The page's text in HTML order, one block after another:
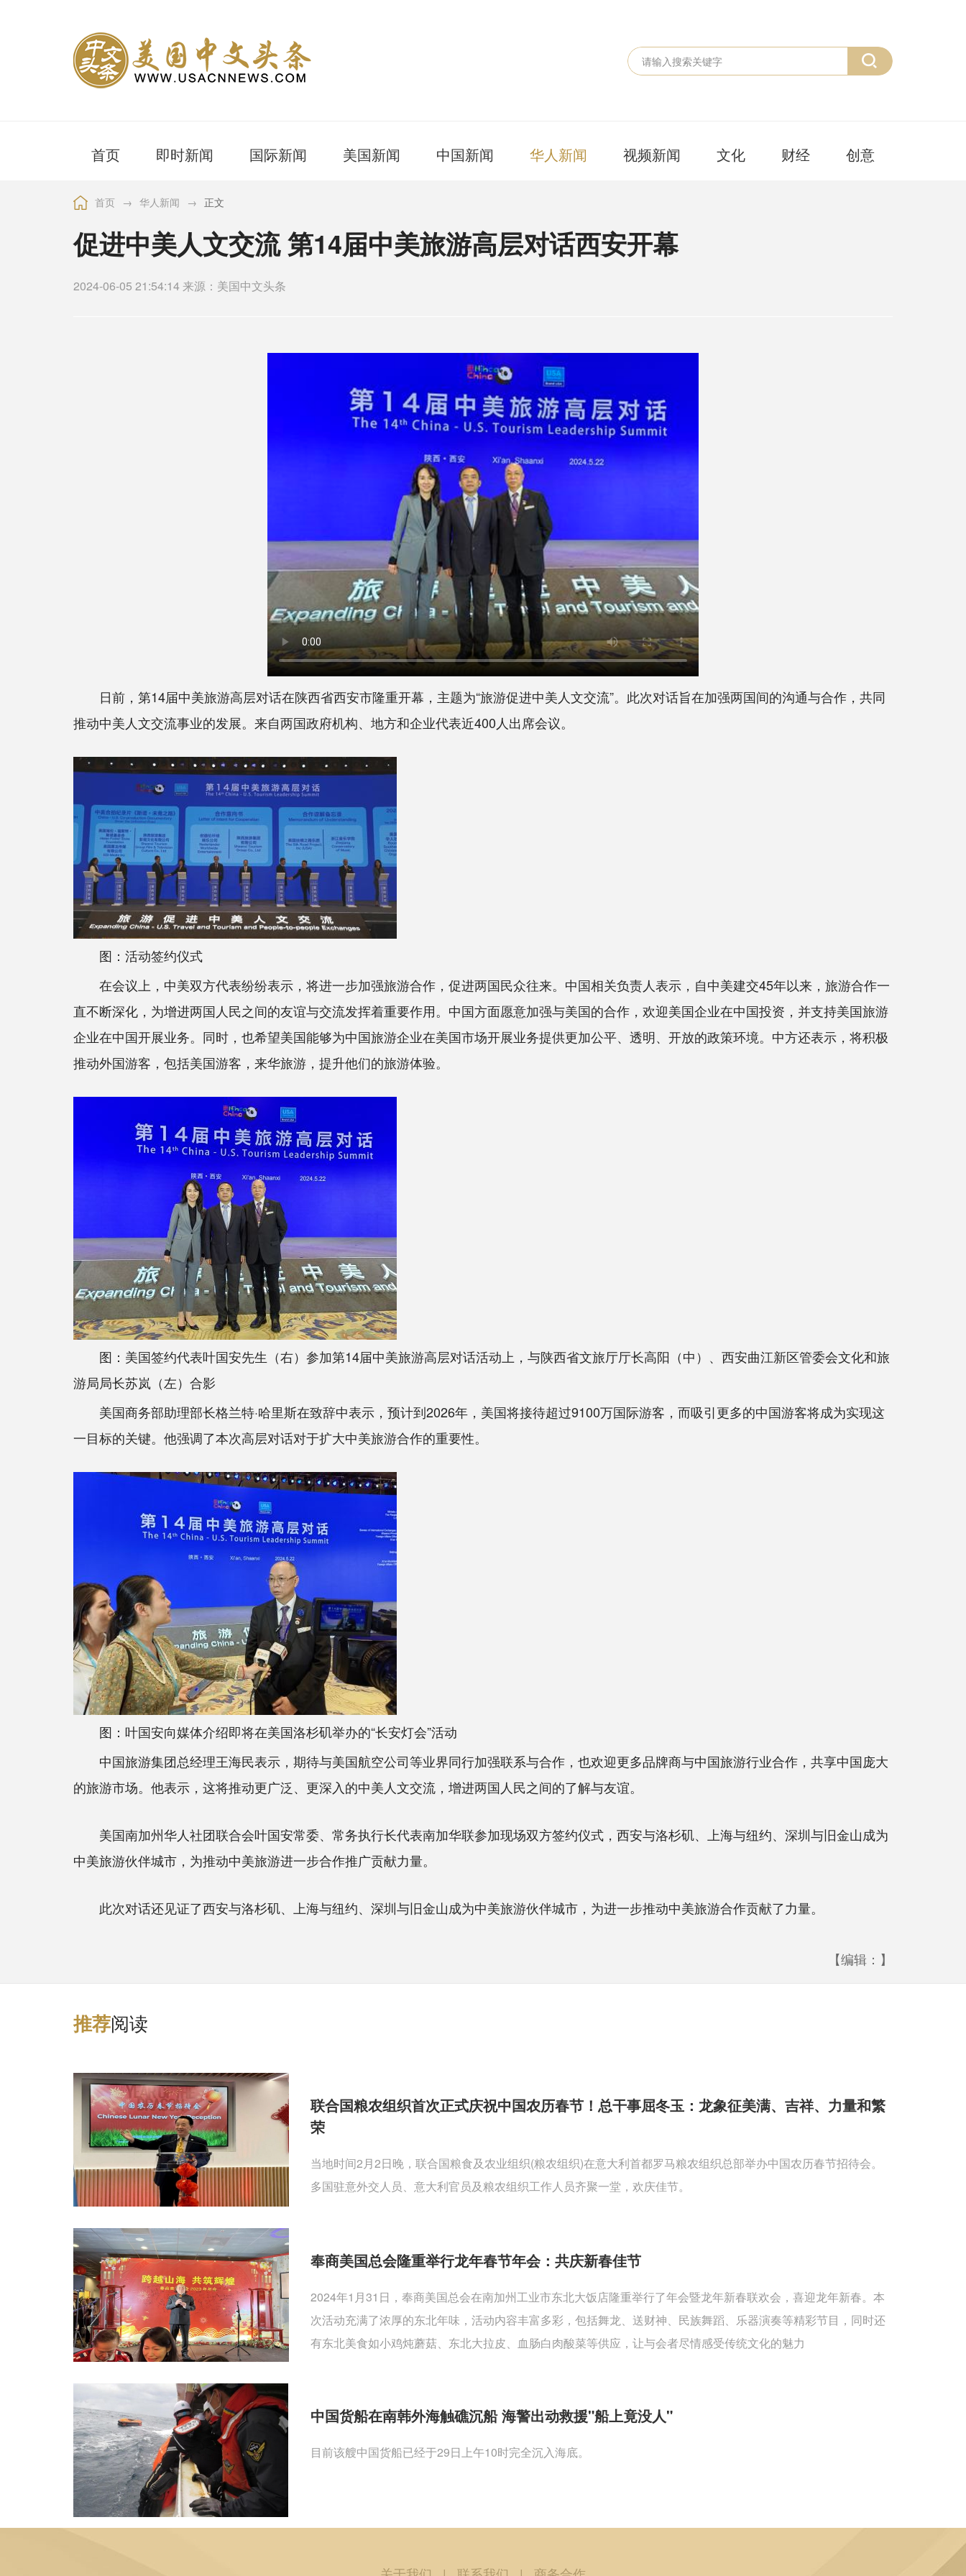
首页 即时新闻 国际新闻 美国新闻 中国新闻 华人新闻 视频新闻 文化 财经 创意
首页 → 华人新闻 → 正文
促进中美人文交流 第14届中美旅游高层对话西安开幕
2024-06-05 21:54:14 来源：美国中文头条
日前，第14届中美旅游高层对话在陕西省西安市隆重开幕，主题为“旅游促进中美人文交流”。此次对话旨在加强两国间的沟通与合作，共同
推动中美人文交流事业的发展。来自两国政府机构、地方和企业代表近400人出席会议。
图：活动签约仪式
在会议上，中美双方代表纷纷表示，将进一步加强旅游合作，促进两国民众往来。中国相关负责人表示，自中美建交45年以来，旅游合作一
直不断深化，为增进两国人民之间的友谊与交流发挥着重要作用。中国方面愿意加强与美国的合作，欢迎美国企业在中国投资，并支持美国旅游
企业在中国开展业务。同时，也希望美国能够为中国旅游企业在美国市场开展业务提供更加公平、透明、开放的政策环境。中方还表示，将积极
推动外国游客，包括美国游客，来华旅游，提升他们的旅游体验。
图：美国签约代表叶国安先生（右）参加第14届中美旅游高层对话活动上，与陕西省文旅厅厅长高阳（中）、西安曲江新区管委会文化和旅
游局局长苏岚（左）合影
美国商务部助理部长格兰特·哈里斯在致辞中表示，预计到2026年，美国将接待超过9100万国际游客，而吸引更多的中国游客将成为实现这
一目标的关键。他强调了本次高层对话对于扩大中美旅游合作的重要性。
图：叶国安向媒体介绍即将在美国洛杉矶举办的“长安灯会”活动
中国旅游集团总经理王海民表示，期待与美国航空公司等业界同行加强联系与合作，也欢迎更多品牌商与中国旅游行业合作，共享中国庞大
的旅游市场。他表示，这将推动更广泛、更深入的中美人文交流，增进两国人民之间的了解与友谊。
美国南加州华人社团联合会叶国安常委、常务执行长代表南加华联参加现场双方签约仪式，西安与洛杉矶、上海与纽约、深圳与旧金山成为
中美旅游伙伴城市，为推动中美旅游进一步合作推广贡献力量。
此次对话还见证了西安与洛杉矶、上海与纽约、深圳与旧金山成为中美旅游伙伴城市，为进一步推动中美旅游合作贡献了力量。
【编辑：】
推荐阅读
联合国粮农组织首次正式庆祝中国农历春节！总干事屈冬玉：龙象征美满、吉祥、力量和繁
荣
当地时间2月2日晚，联合国粮食及农业组织(粮农组织)在意大利首都罗马粮农组织总部举办中国农历春节招待会。
多国驻意外交人员、意大利官员及粮农组织工作人员齐聚一堂，欢庆佳节。
奉商美国总会隆重举行龙年春节年会：共庆新春佳节
2024年1月31日，奉商美国总会在南加州工业市东北大饭店隆重举行了年会暨龙年新春联欢会，喜迎龙年新春。本
次活动充满了浓厚的东北年味，活动内容丰富多彩，包括舞龙、送财神、民族舞蹈、乐器演奏等精彩节目，同时还
有东北美食如小鸡炖蘑菇、东北大拉皮、血肠白肉酸菜等供应，让与会者尽情感受传统文化的魅力
中国货船在南韩外海触礁沉船 海警出动救援"船上竟没人"
目前该艘中国货船已经于29日上午10时完全沉入海底。